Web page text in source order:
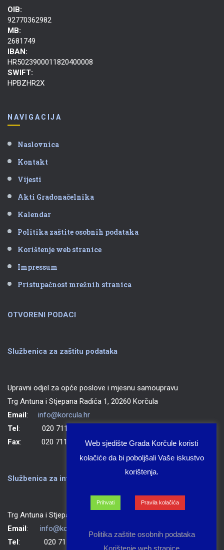
OIB:
92770362982
MB:
2681749
IBAN:
HR5023900011820400008
SWIFT:
HPBZHR2X
NAVIGACIJA
Naslovnica
Kontakt
Vijesti
Akti Gradonačelnika
Kalendar
Politika zaštite osobnih podataka
Korištenje web stranice
Impressum
Pristupačnost mrežnih stranica
OTVORENI PODACI
Službenica za zaštitu podataka
Upravni odjel za opće poslove i mjesnu samoupravu
Trg Antuna i Stjepana Radića 1, 20260 Korčula
Email: info@korcula.hr
Tel: 020 711 150
Fax: 020 711 702
Službenica za informiranje Grada Korčule
Trg Antuna i Stjepana Radića 1, 20260 Korčula
Email: info@korcula.hr
Tel: 020 711 150
Web sjedište Grada Korčule koristi
kolačiće da bi poboljšali Vaše iskustvo
korištenja.
Prihvati Pravila kolačića
Politika zaštite osobnih podataka